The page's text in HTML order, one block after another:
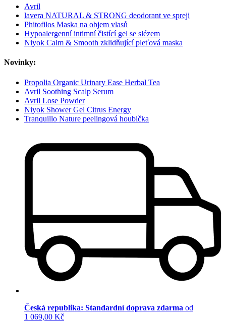
Avril
lavera NATURAL & STRONG deodorant ve spreji
Phitofilos Maska na objem vlasů
Hypoalergenní intimní čistící gel se slézem
Niyok Calm & Smooth zklidňující pleťová maska
Novinky:
Propolia Organic Urinary Ease Herbal Tea
Avril Soothing Scalp Serum
Avril Lose Powder
Niyok Shower Gel Citrus Energy
Tranquillo Nature peelingová houbička
Česká republika: Standardní doprava zdarma od
1 069,00 Kč